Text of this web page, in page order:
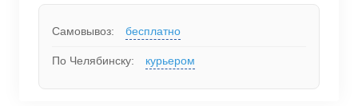
Самовывоз: бесплатно
По Челябинску: курьером